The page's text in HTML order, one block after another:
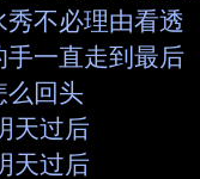
不必理由看透
一直走到最后
么回头
天过后
天过后